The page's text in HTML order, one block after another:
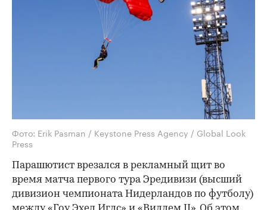
Фото: Erik Pasman / Keystone Press Agency / Global Look
Press
Парашютист врезался в рекламный щит во
время матча первого тура Эредивизи (высший
дивизион чемпионата Нидерландов по футболу)